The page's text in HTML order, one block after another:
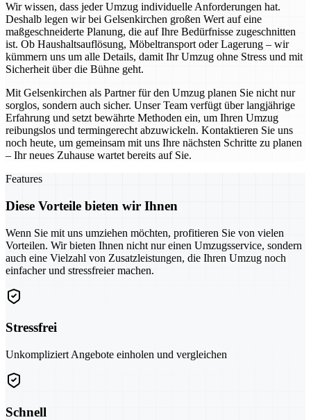
Wir wissen, dass jeder Umzug individuelle Anforderungen hat.
Deshalb legen wir bei Gelsenkirchen großen Wert auf eine
maßgeschneiderte Planung, die auf Ihre Bedürfnisse zugeschnitten
ist. Ob Haushaltsauflösung, Möbeltransport oder Lagerung – wir
kümmern uns um alle Details, damit Ihr Umzug ohne Stress und mit
Sicherheit über die Bühne geht.
Mit Gelsenkirchen als Partner für den Umzug planen Sie nicht nur
sorglos, sondern auch sicher. Unser Team verfügt über langjährige
Erfahrung und setzt bewährte Methoden ein, um Ihren Umzug
reibungslos und termingerecht abzuwickeln. Kontaktieren Sie uns
noch heute, um gemeinsam mit uns Ihre nächsten Schritte zu planen
– Ihr neues Zuhause wartet bereits auf Sie.
Features
Diese Vorteile bieten wir Ihnen
Wenn Sie mit uns umziehen möchten, profitieren Sie von vielen
Vorteilen. Wir bieten Ihnen nicht nur einen Umzugsservice, sondern
auch eine Vielzahl von Zusatzleistungen, die Ihren Umzug noch
einfacher und stressfreier machen.
Stressfrei
Unkompliziert Angebote einholen und vergleichen
Schnell